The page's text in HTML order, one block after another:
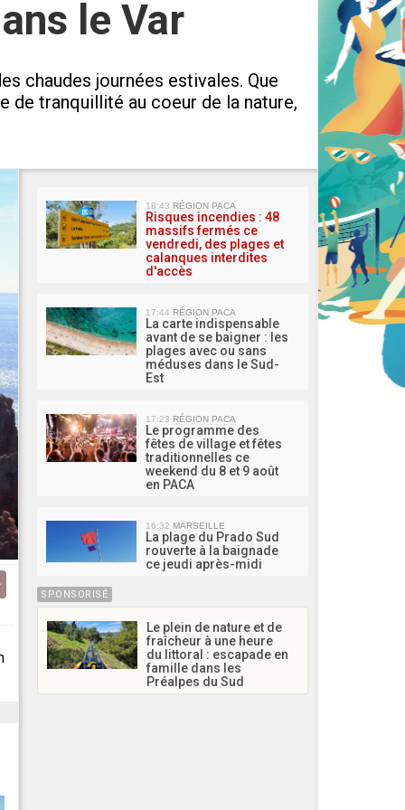
le Var
chaudes journées estivales. Que
de tranquillité au coeur de la nature,
MA
18:43 RÉGION PACA
Risques incendies : 48
massifs fermés ce
vendredi, des plages et
calanques interdites
d'accès
17:44 RÉGION PACA
La carte indispensable
avant de se baigner : les
plages avec ou sans
méduses dans le Sud-
Est
17:23 RÉGION PACA
Le programme des
fêtes de village et fêtes
traditionnelles ce
weekend du 8 et 9 août
en PACA
16:32 MARSEILLE
La plage du Prado Sud
rouverte à la baignade
ce jeudi après-midi
SPONSORISÉ
Le plein de nature et de
fraîcheur à une heure
du littoral : escapade en
famille dans les
Préalpes du Sud